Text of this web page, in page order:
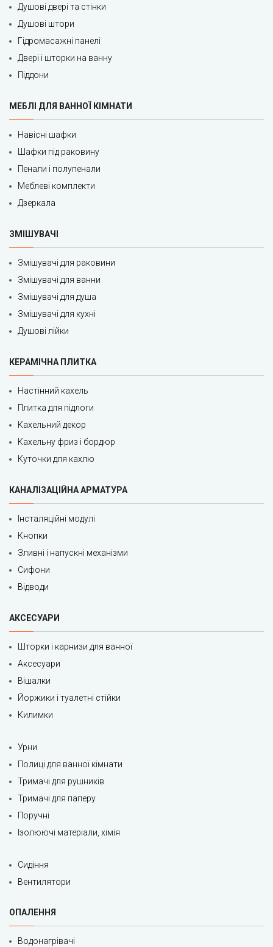
Душові двері та стінки
Душові штори
Гідромасажні панелі
Двері і шторки на ванну
Піддони
МЕБЛІ ДЛЯ ВАННОЇ КІМНАТИ
Навісні шафки
Шафки під раковину
Пенали і полупенали
Меблеві комплекти
Дзеркала
ЗМІШУВАЧІ
Змішувачі для раковини
Змішувачі для ванни
Змішувачі для душа
Змішувачі для кухні
Душові лійки
КЕРАМІЧНА ПЛИТКА
Настінний кахель
Плитка для підлоги
Кахельний декор
Кахельну фриз і бордюр
Куточки для кахлю
КАНАЛІЗАЦІЙНА АРМАТУРА
Інсталяційні модулі
Кнопки
Зливні і напускні механізми
Сифони
Відводи
АКСЕСУАРИ
Шторки і карнизи для ванної
Аксесуари
Вішалки
Йоржики і туалетні стійки
Килимки
Урни
Полиці для ванної кімнати
Тримачі для рушників
Тримачі для паперу
Поручні
Ізолюючі матеріали, хімія
Сидіння
Вентилятори
ОПАЛЕННЯ
Водонагрівачі